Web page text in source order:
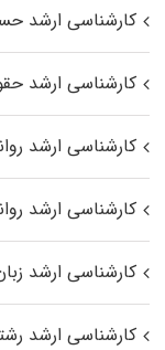
کارشناسی ارشد
کارشناسی ارشد
کارشناسی ارشد
کارشناسی ارشد
کارشناسی ارشد
کارشناسی ارشد